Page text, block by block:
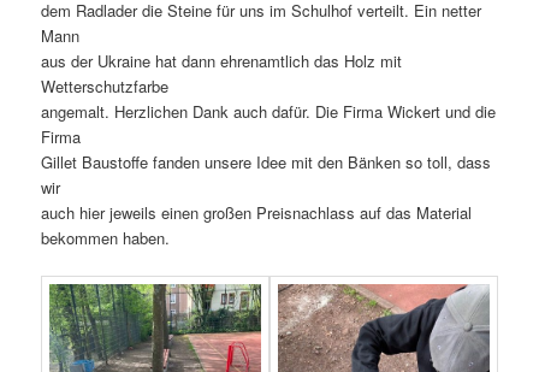
dem Radlader die Steine für uns im Schulhof verteilt. Ein netter
Mann
aus der Ukraine hat dann ehrenamtlich das Holz mit
Wetterschutzfarbe
angemalt. Herzlichen Dank auch dafür. Die Firma Wickert und die
Firma
Gillet Baustoffe fanden unsere Idee mit den Bänken so toll, dass
wir
auch hier jeweils einen großen Preisnachlass auf das Material
bekommen haben.